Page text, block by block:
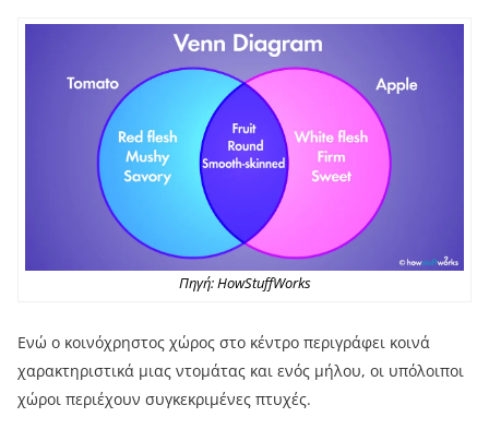
Πηγή: HowStuffWorks
Ενώ ο κοινόχρηστος χώρος στο κέντρο περιγράφει κοινά
χαρακτηριστικά μιας ντομάτας και ενός μήλου, οι υπόλοιποι
χώροι περιέχουν συγκεκριμένες πτυχές.